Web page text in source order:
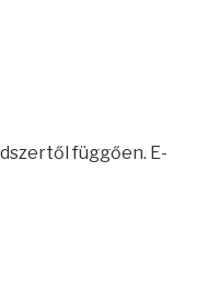
függően. E-